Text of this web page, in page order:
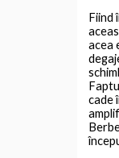
Fiind
acea
cade